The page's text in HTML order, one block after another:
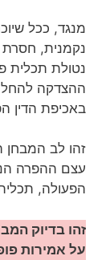
מנגד, ככל
נקמנית, חסרת
נטולת תכלית
ההצדקה
באכיפת הדין
זהו לב המבחן
עצם ההפרה
הפעולה,
זהו בדיוק
על אמירות